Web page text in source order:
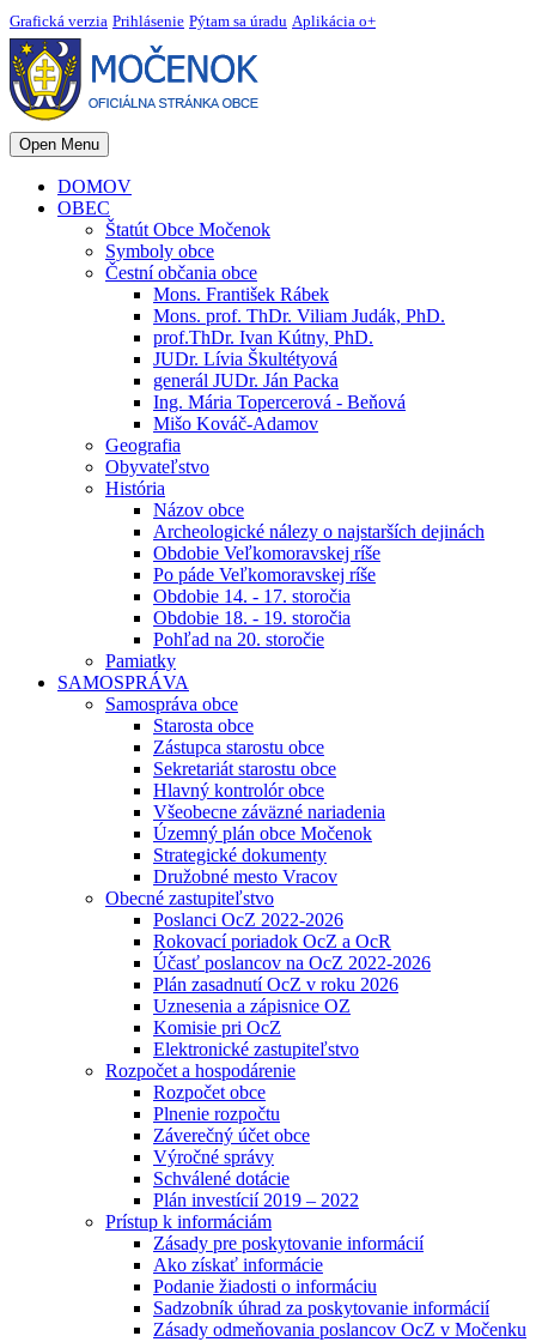
Grafická verzia Prihlásenie Pýtam sa úradu Aplikácia o+
Open Menu
DOMOV
OBEC
Štatút Obce Močenok
Symboly obce
Čestní občania obce
Mons. František Rábek
Mons. prof. ThDr. Viliam Judák, PhD.
prof.ThDr. Ivan Kútny, PhD.
JUDr. Lívia Škultétyová
generál JUDr. Ján Packa
Ing. Mária Topercerová - Beňová
Mišo Kováč-Adamov
Geografia
Obyvateľstvo
História
Názov obce
Archeologické nálezy o najstarších dejinách
Obdobie Veľkomoravskej ríše
Po páde Veľkomoravskej ríše
Obdobie 14. - 17. storočia
Obdobie 18. - 19. storočia
Pohľad na 20. storočie
Pamiatky
SAMOSPRÁVA
Samospráva obce
Starosta obce
Zástupca starostu obce
Sekretariát starostu obce
Hlavný kontrolór obce
Všeobecne záväzné nariadenia
Územný plán obce Močenok
Strategické dokumenty
Družobné mesto Vracov
Obecné zastupiteľstvo
Poslanci OcZ 2022-2026
Rokovací poriadok OcZ a OcR
Účasť poslancov na OcZ 2022-2026
Plán zasadnutí OcZ v roku 2026
Uznesenia a zápisnice OZ
Komisie pri OcZ
Elektronické zastupiteľstvo
Rozpočet a hospodárenie
Rozpočet obce
Plnenie rozpočtu
Záverečný účet obce
Výročné správy
Schválené dotácie
Plán investícií 2019 – 2022
Prístup k informáciám
Zásady pre poskytovanie informácií
Ako získať informácie
Podanie žiadosti o informáciu
Sadzobník úhrad za poskytovanie informácií
Zásady odmeňovania poslancov OcZ v Močenku